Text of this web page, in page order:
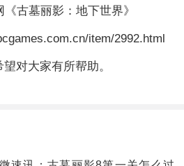
古墓丽影：地下世界》
item/2992.html
对大家有所帮助。